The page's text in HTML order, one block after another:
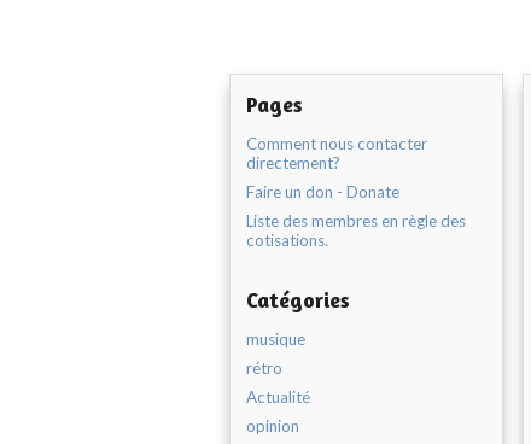
Pages
Comment nous contacter
directement?
Faire un don - Donate
Liste des membres en règle des
cotisations.
Catégories
musique
rétro
Actualité
opinion